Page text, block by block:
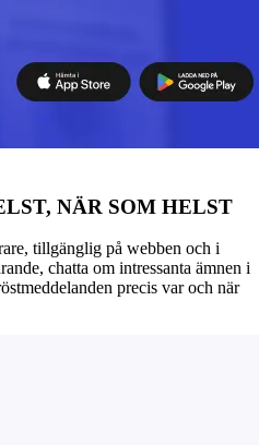
NÄR SOM HELST
tillgänglig på webben och i
chatta om intressanta ämnen i
precis var och när